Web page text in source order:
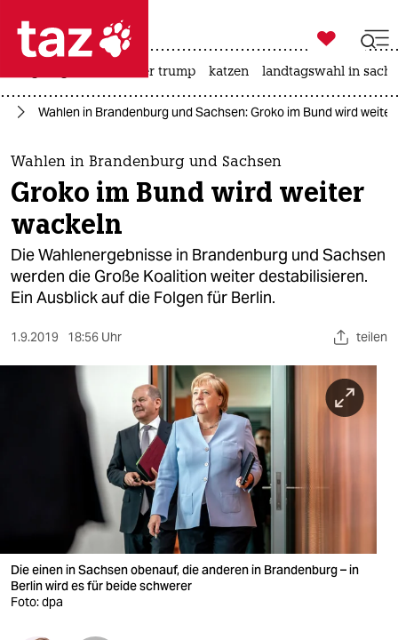
 taz zahl ich
taz zahl ich
themen
politik
öko
gesellschaft
sport
verlag
veranstaltungen

taz zahl ich
usa unter trump katzen landtagswahl in
Wahlen in Brandenburg und Sachsen: Groko im Bund wird
Wahlen in Brandenburg und Sachsen
Groko im Bund wird weiter
wackeln
Die Wahlenergebnisse in Brandenburg und Sachsen
werden die Große Koalition weiter destabilisieren.
Ein Ausblick auf die Folgen für Berlin.
1.9.2019 18:56 Uhr teilen
Die einen in Sachsen obenauf, die anderen in Brandenburg – in
Berlin wird es für beide schwerer
Foto: dpa